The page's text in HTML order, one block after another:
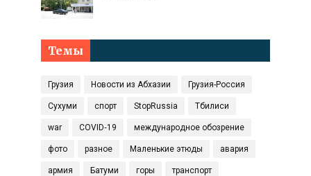
Темы
Грузия Новости из Абхазии Грузия-Россия
Сухуми спорт StopRussia Тбилиси
war COVID‑19 международное обозрение
фото разное Маленькие этюды авария
армия Батуми горы транспорт